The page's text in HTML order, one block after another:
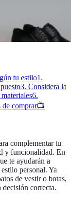
tu estilo1.
3. Considera la
6.
de comprar📺
complementar tu
y funcionalidad. En
te ayudarán a
personal. Ya
de vestir o botas,
decisión correcta.